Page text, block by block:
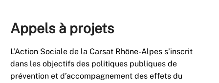
Appels à projets
L’Action Sociale de la Carsat Rhône-Alpes s’inscrit
dans les objectifs des politiques publiques de
prévention et d’accompagnement des effets du